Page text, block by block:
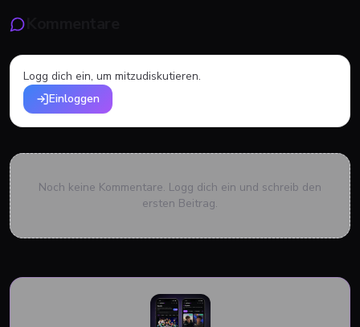
Logg dich ein, um mitzudiskutieren.
Einloggen
Noch keine Kommentare. Logg dich ein und schreib den
ersten Beitrag.